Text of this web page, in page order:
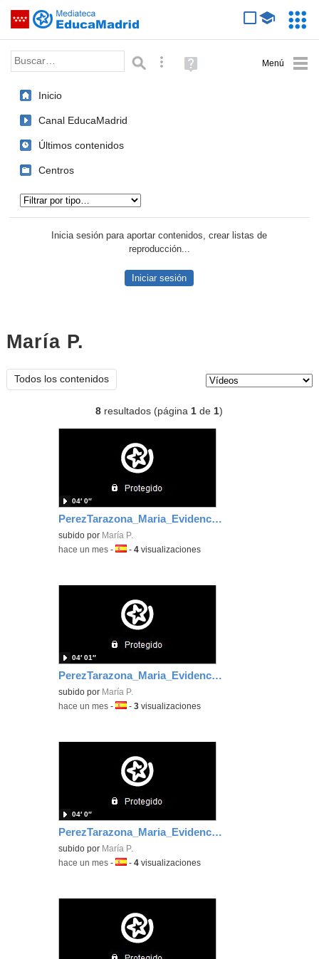
Saltar navegación
Palabra o frase: Búsqueda avanzada
Ayuda
(en
Inicio
Canal EducaMadrid
Últimos contenidos
Centros
Inicia sesión para aportar contenidos, crear listas de
reproducción...
Iniciar sesión
María P.
Todos los contenidos
8 resultados (página1 de1)
PerezTarazona_Maria_EvidenciaArea_3
subido por María P.
04′ 0″
-hace un mes -Idioma:
-4 visualizaciones
PerezTarazona_Maria_EvidenciaArea_6
subido por María P.
04′ 01″
-hace un mes -Idioma:
-3 visualizaciones
PerezTarazona_Maria_EvidenciaArea_5
subido por María P.
04′ 0″
-hace un mes -Idioma:
-4 visualizaciones